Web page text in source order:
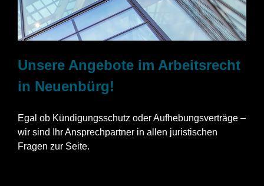
Unsere Angebote im Arbeitsrecht
in Neuenbürg!
Egal ob Kündigungsschutz oder Aufhebungsverträge –
wir sind Ihr Ansprechpartner in allen juristischen
Fragen zur Seite.